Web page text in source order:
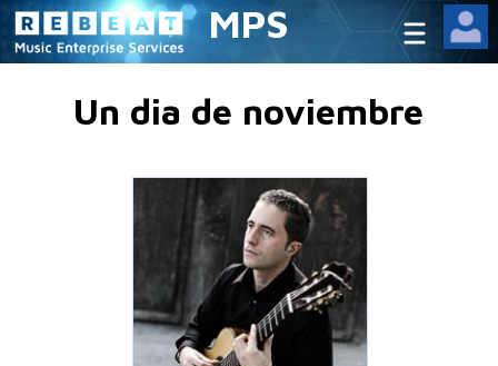
MPS
Un dia de noviembre